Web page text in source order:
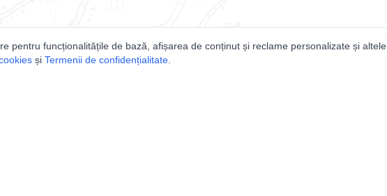
pentru funcționalitățile de bază, afișarea de conținut și reclame personalizate și altele.
și Termenii de confidențialitate